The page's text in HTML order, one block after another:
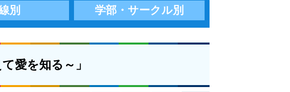
別 学部・ サークル別
愛を知る～」